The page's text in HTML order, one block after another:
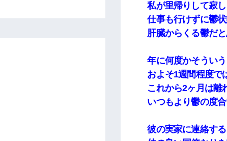
私が里帰りして寂
仕事も行けずに鬱
肝臓からくる鬱だと
年に何度かそうい
およそ1週間程度で
これから2ヶ月は離
いつもより鬱の度
彼の実家に連絡す